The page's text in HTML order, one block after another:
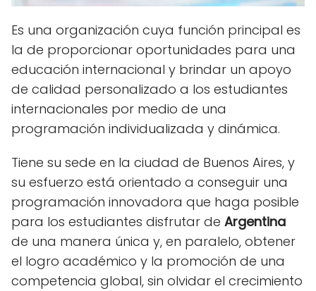
Es una organización cuya función principal es
la de proporcionar oportunidades para una
educación internacional y brindar un apoyo
de calidad personalizado a los estudiantes
internacionales por medio de una
programación individualizada y dinámica.
Tiene su sede en la ciudad de Buenos Aires, y
su esfuerzo está orientado a conseguir una
programación innovadora que haga posible
para los estudiantes disfrutar de Argentina
de una manera única y, en paralelo, obtener
el logro académico y la promoción de una
competencia global, sin olvidar el crecimiento